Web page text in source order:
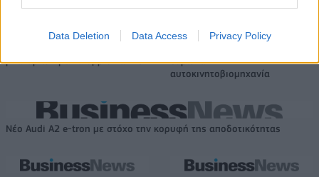
Data Deletion Data Access Privacy Policy
μπαταριών για τα υβριδικά της
ευρωπαϊκή
αυτοκινητοβιομηχανία
Νέο Audi A2 e-tron με στόχο την κορυφή της αποδοτικότητας